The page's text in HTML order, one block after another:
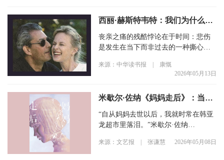
西丽·赫斯特韦特：我们为什么如此畏惧“寡妇”一词？
丧亲之痛的残酷悖论在于时间：悲伤
是发生在当下而非过去的一种撕心裂
来源：中华读书报 | 康慨
2026年05月13日
米歇尔·佐纳《妈妈走后》：当食物成为爱的语言
“自从妈妈去世以后，我就时常在韩亚
龙超市里落泪。”米歇尔·佐纳
后》（Crying in H Mart）以此开篇，
来源：文艺报 | 张谦慧 2026年05月08日